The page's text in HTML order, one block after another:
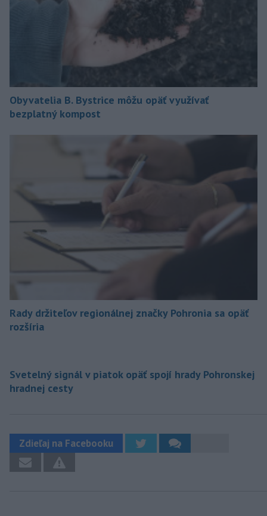
Obyvatelia B. Bystrice môžu opäť využívať
bezplatný kompost
Rady držiteľov regionálnej značky Pohronia sa opäť
rozšíria
Svetelný signál v piatok opäť spojí hrady Pohronskej
hradnej cesty
Zdieľaj na Facebooku